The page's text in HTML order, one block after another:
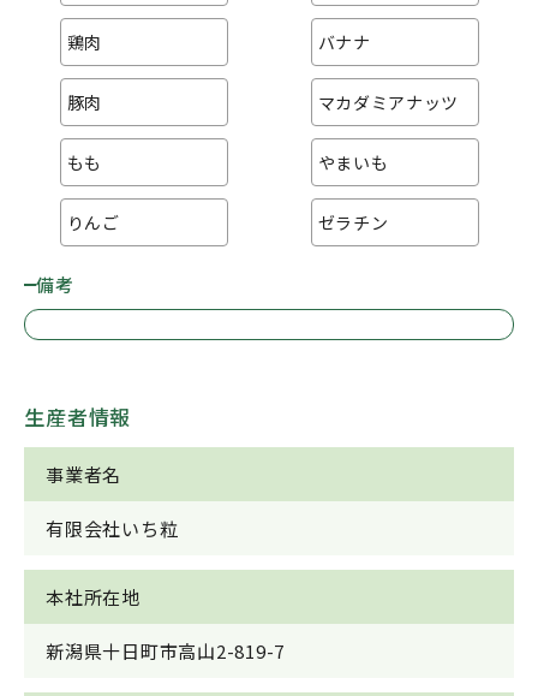
鶏肉 バナナ
豚肉 マカダミアナッツ
もも やまいも
りんご ゼラチン
備考
生産者情報
事業者名
有限会社いち粒
本社所在地
新潟県十日町市高山2-819-7